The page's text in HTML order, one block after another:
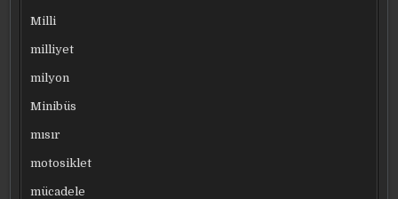
Milli
milliyet
milyon
Minibüs
mısır
motosiklet
mücadele